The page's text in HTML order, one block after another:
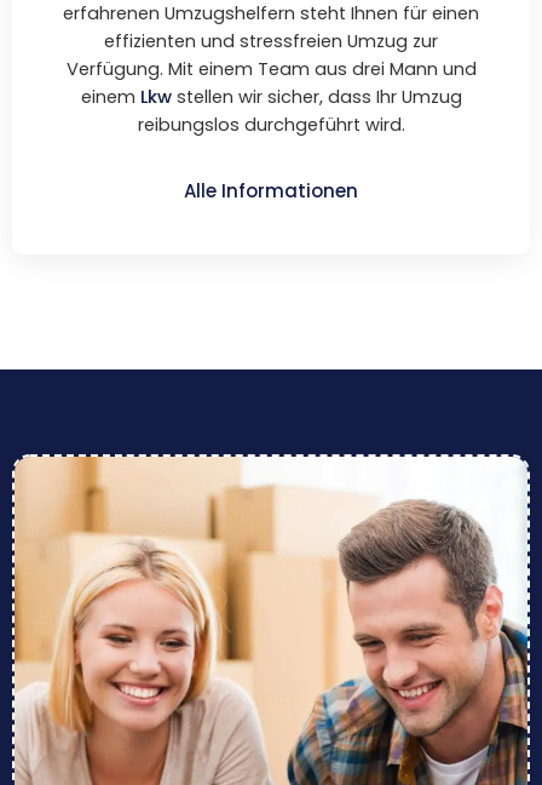
erfahrenen Umzugshelfern steht Ihnen für einen
effizienten und stressfreien Umzug zur
Verfügung. Mit einem Team aus drei Mann und
einem Lkwstellen wir sicher, dass Ihr Umzug
reibungslos durchgeführt wird.
Alle Informationen